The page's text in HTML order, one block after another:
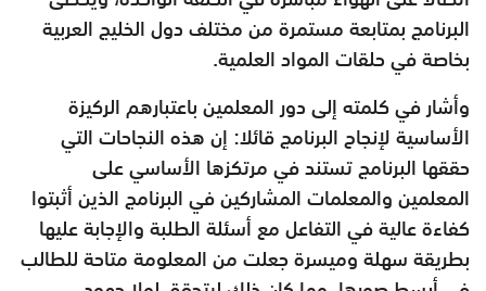
البرنامج بمتابعة مستمرة من مختلف دول الخليج العربية
بخاصة في حلقات المواد العلمية.
وأشار في كلمته إلى دور المعلمين باعتبارهم الركيزة
الأساسية لإنجاح البرنامج قائلا: إن هذه النجاحات التي
حققها البرنامج تستند في مرتكزها الأساسي على
المعلمين والمعلمات المشاركين في البرنامج الذين أثبتوا
كفاءة عالية في التفاعل مع أسئلة الطلبة والإجابة عليها
بطريقة سهلة وميسرة جعلت من المعلومة متاحة للطالب